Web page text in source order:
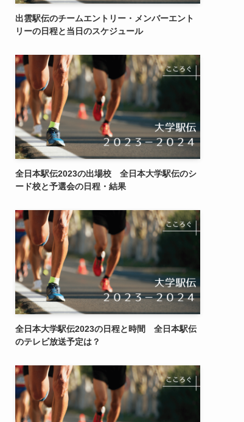
出雲駅伝のチームエントリー・メンバーエント
リーの日程と当日のスケジュール
全日本駅伝2023の出場校 全日本大学駅伝のシ
ード校と予選会の日程・結果
全日本大学駅伝2023の日程と時間 全日本駅伝
のテレビ放送予定は？